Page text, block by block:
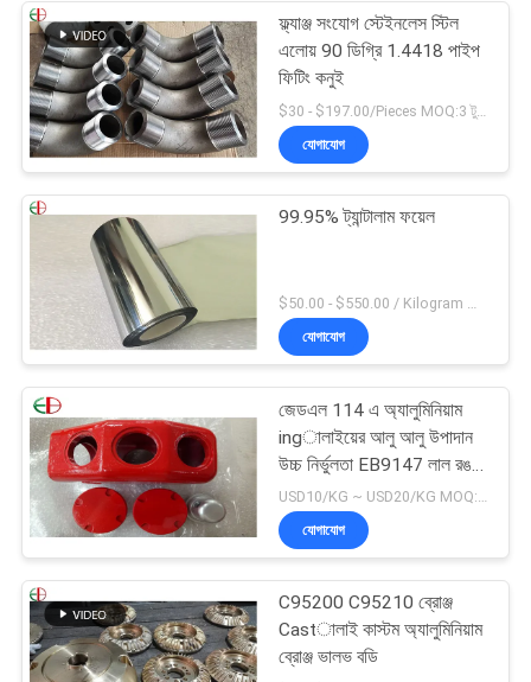
ফ্ল্যাঞ্জ সংযোগ স্টেইনলেস স্টিল
এলোয় 90 ডিগ্রি 1.4418 পাইপ
ফিটিং কনুই
যোগাযোগ
99.95% ট্যান্টালাম ফয়েল
$50.00 - $550.00 / Kilogram MOQ:2 কিলোগ্রাম
যোগাযোগ
জেডএল 114 এ অ্যালুমিনিয়াম
ingালাইয়ের আলু আলু উপাদান
উচ্চ নির্ভুলতা EB9147 লাল রঙ
14
USD10/KG ~ USD20/KG MOQ:50kg
যোগাযোগ
C95200 C95210 ব্রোঞ্জ
Castালাই কাস্টম অ্যালুমিনিয়াম
ব্রোঞ্জ ভালভ বডি